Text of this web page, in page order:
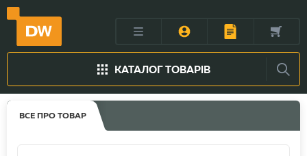
КАТАЛОГ ТОВАРІВ
ВСЕ ПРО ТОВАР